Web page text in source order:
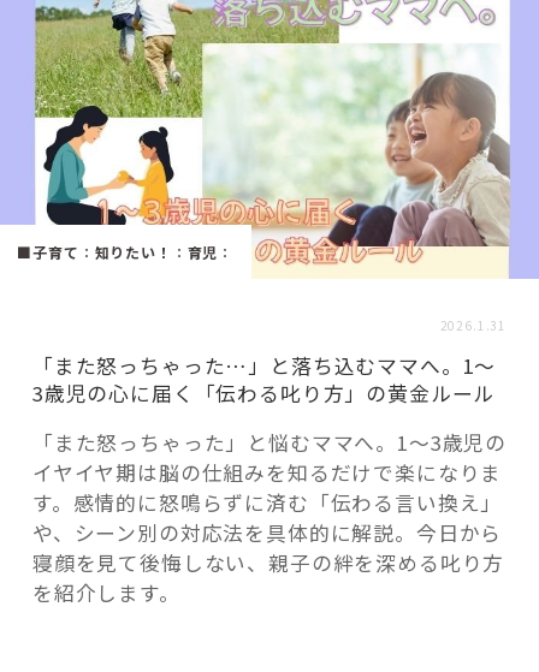
おすすめ
スポット 学び・教育
「場」
HAREL HAREL
活用事例
「モノ」
「ひと」
協賛・協力店
■子育て ： 知りたい！ ： 育児 ：
2026.1.31
「また怒っちゃった…」と落ち込むママへ。1〜
3歳児の心に届く「伝わる叱り方」の黄金ルール
「また怒っちゃった」と悩むママへ。1〜3歳児の
イヤイヤ期は脳の仕組みを知るだけで楽になりま
す。感情的に怒鳴らずに済む「伝わる言い換え」
や、シーン別の対応法を具体的に解説。今日から
寝顔を見て後悔しない、親子の絆を深める叱り方
を紹介します。